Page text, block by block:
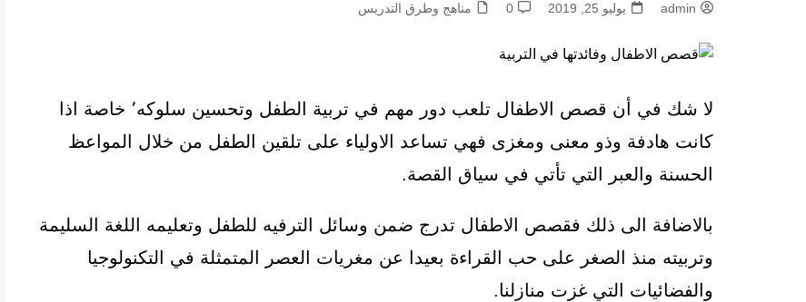
التنمية البشرية وتطوير الذات
دراسات في التاريخ
admin يوليو 25, 2019 0 مناهج وطرق التدريس
لا شك في أن قصص الاطفال تلعب دور مهم في تربية الطفل وتحسين سلوكه٬ خاصة اذا
كانت هادفة وذو معنى ومغزى فهي تساعد الاولياء على تلقين الطفل من خلال المواعظ
الحسنة والعبر التي تأتي في سياق القصة.
بالاضافة الى ذلك فقصص الاطفال تدرج ضمن وسائل الترفيه للطفل وتعليمه اللغة السليمة
وتربيته منذ الصغر على حب القراءة بعيدا عن مغريات العصر المتمثلة في التكنولوجيا
والفضائيات التي غزت منازلنا.